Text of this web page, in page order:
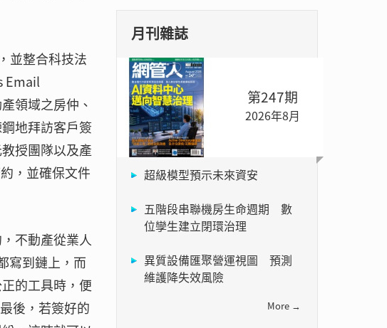
並整合科技法
Email
領域之房仲、
地拜訪客戶簽
授團隊以及產
，並確保文件
不動產從業人
寫到鏈上，而
的工具時，便
後，若簽好的
月刊雜誌
第247期
2026年8月
超級模型預示未來資安
五階段串聯機房生命週期 數
位孿生建立閉環治理
異質設備匯聚營運視圖 預測
維護降失效風險
More →